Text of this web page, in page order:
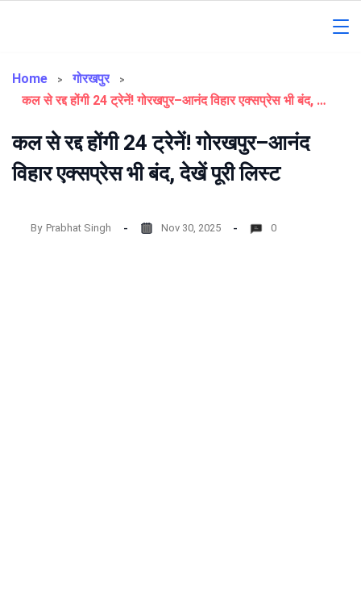
Regional
Home
गोरखपुर
कल से रद्द होंगी 24 ट्रेनें! गोरखपुर–आनंद विहार एक्सप्रेस भी बंद, देखें पूरी लिस्ट
कल से रद्द होंगी 24 ट्रेनें! गोरखपुर–आनंद
विहार एक्सप्रेस भी बंद, देखें पूरी लिस्ट
By Prabhat Singh Nov 30, 2025 0